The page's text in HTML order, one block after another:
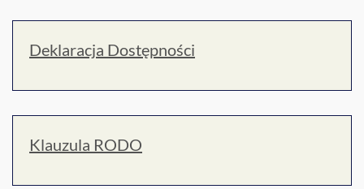
Deklaracja Dostępności
Klauzula RODO